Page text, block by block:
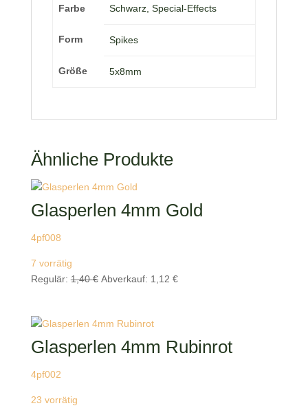
Farbe Schwarz, Special-Effects
Form Spikes
Größe 5x8mm
Ähnliche Produkte
Glasperlen 4mm Gold
4pf008
7 vorrätig
Regulär: 1,40€ Ursprünglicher
1,40 €
Abverkauf: 1,12 €Aktueller
Glasperlen 4mm Rubinrot
4pf002
23 vorrätig